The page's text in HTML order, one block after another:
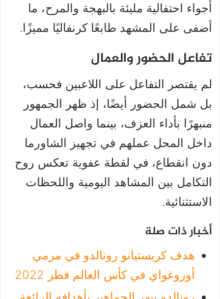
أجواء احتفالية مليئة بالبهجة والمرح، ما
أضفى على المشهد طابعًا كرنفاليًا مميزًا.
تفاعل الحضور والعمال
لم يقتصر التفاعل على اللاعبين فحسب،
بل شمل الحضور أيضًا، إذ ظهر الجمهور
منبهرًا بأداء العزف، بينما واصل العمال
داخل المحل عملهم في تجهيز الشاورما
دون انقطاع، في لقطة عفوية تعكس روح
التكامل بين المشاهد اليومية واللحظات
الاستثنائية.
أخبار ذات صلة
هدف كريستيانو رونالدو في مرمي
أوروغواي في كأس العالم قطر 2022